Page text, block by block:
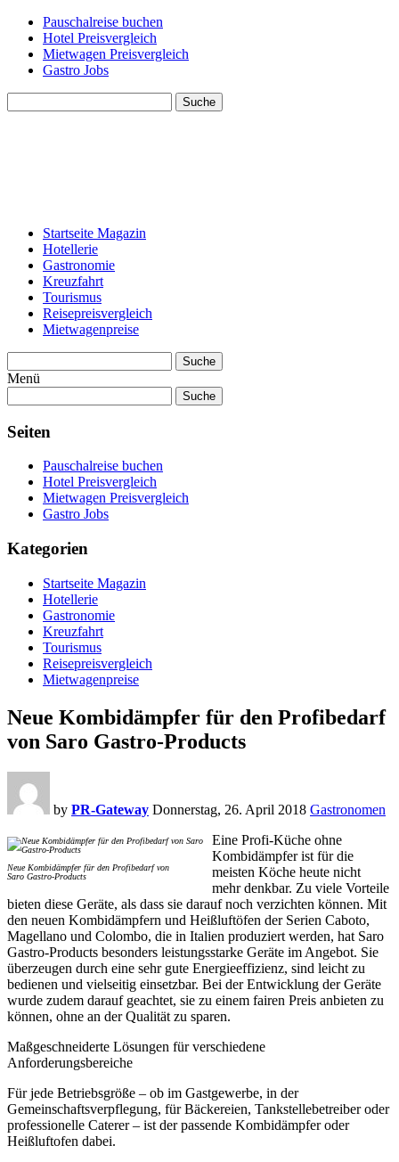
Pauschalreise buchen
Hotel Preisvergleich
Mietwagen Preisvergleich
Gastro Jobs
Suche
Startseite Magazin
Hotellerie
Gastronomie
Kreuzfahrt
Tourismus
Reisepreisvergleich
Mietwagenpreise
Suche
Menü
Suche
Seiten
Pauschalreise buchen
Hotel Preisvergleich
Mietwagen Preisvergleich
Gastro Jobs
Kategorien
Startseite Magazin
Hotellerie
Gastronomie
Kreuzfahrt
Tourismus
Reisepreisvergleich
Mietwagenpreise
Neue Kombidämpfer für den Profibedarf
von Saro Gastro-Products
by PR-Gateway Donnerstag, 26. April 2018 Gastronomen
Neue Kombidämpfer für den Profibedarf von
Saro Gastro-Products
Eine Profi-Küche ohne
Kombidämpfer ist für die
meisten Köche heute nicht
mehr denkbar. Zu viele Vorteile
bieten diese Geräte, als dass sie darauf noch verzichten können. Mit
den neuen Kombidämpfern und Heißluftöfen der Serien Caboto,
Magellano und Colombo, die in Italien produziert werden, hat Saro
Gastro-Products besonders leistungsstarke Geräte im Angebot. Sie
überzeugen durch eine sehr gute Energieeffizienz, sind leicht zu
bedienen und vielseitig einsetzbar. Bei der Entwicklung der Geräte
wurde zudem darauf geachtet, sie zu einem fairen Preis anbieten zu
können, ohne an der Qualität zu sparen.
Maßgeschneiderte Lösungen für verschiedene
Anforderungsbereiche
Für jede Betriebsgröße – ob im Gastgewerbe, in der
Gemeinschaftsverpflegung, für Bäckereien, Tankstellebetreiber oder
professionelle Caterer – ist der passende Kombidämpfer oder
Heißluftofen dabei.